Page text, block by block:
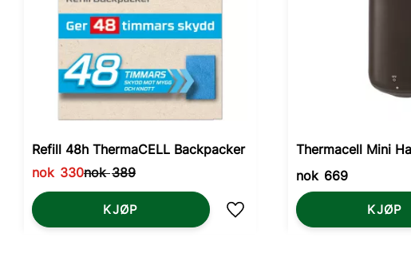
Refill 48h ThermaCELL Backpacker
nok 330nok389
Lagre som favoritt
KJØP
Thermacell Mini
nok 669
KJØP